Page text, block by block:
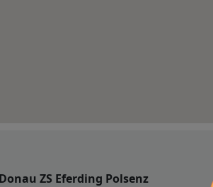
ZS Eferding Polsenz